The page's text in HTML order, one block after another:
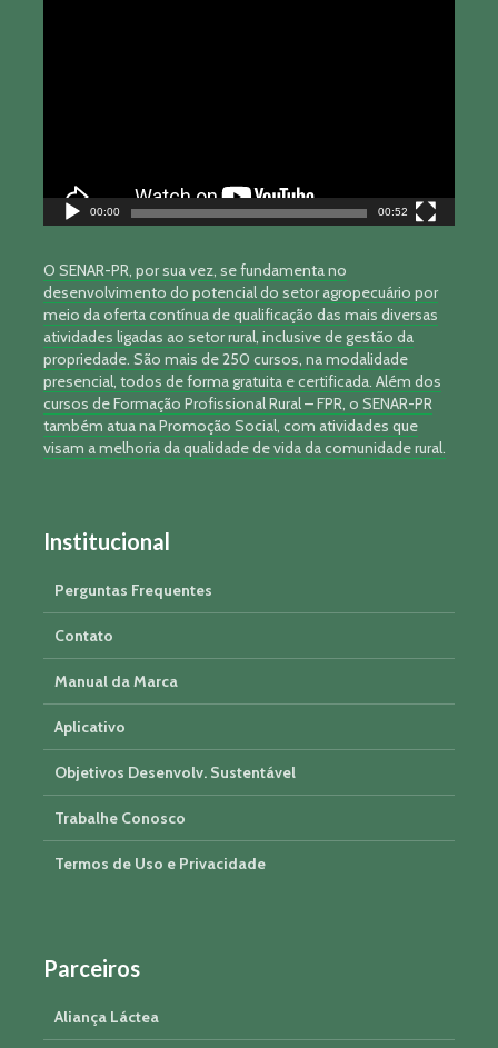
00:00 00:52
O SENAR-PR, por sua vez, se fundamenta no
desenvolvimento do potencial do setor agropecuário por
meio da oferta contínua de qualificação das mais diversas
atividades ligadas ao setor rural, inclusive de gestão da
propriedade. São mais de 250 cursos, na modalidade
presencial, todos de forma gratuita e certificada. Além dos
cursos de Formação Profissional Rural – FPR, o SENAR-PR
também atua na Promoção Social, com atividades que
visam a melhoria da qualidade de vida da comunidade rural.
Institucional
Perguntas Frequentes
Contato
Manual da Marca
Aplicativo
Objetivos Desenvolv. Sustentável
Trabalhe Conosco
Termos de Uso e Privacidade
Parceiros
Aliança Láctea